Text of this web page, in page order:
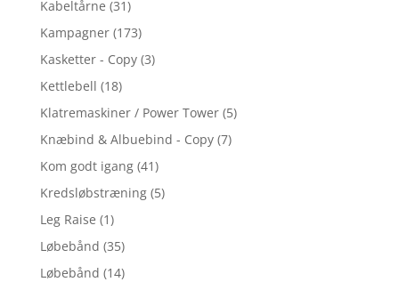
Kabeltårne (31)
Kampagner (173)
Kasketter - Copy (3)
Kettlebell (18)
Klatremaskiner / Power Tower (5)
Knæbind & Albuebind - Copy (7)
Kom godt igang (41)
Kredsløbstræning (5)
Leg Raise (1)
Løbebånd (35)
Løbebånd (14)